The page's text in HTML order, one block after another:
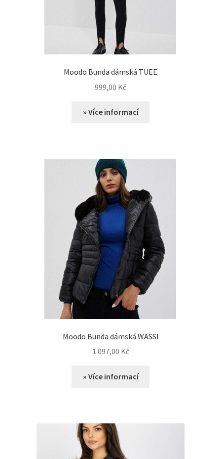
Moodo Bunda dámská TUEE
999,00 Kč
» Více informací
Moodo Bunda dámská WASSI
1 097,00 Kč
» Více informací